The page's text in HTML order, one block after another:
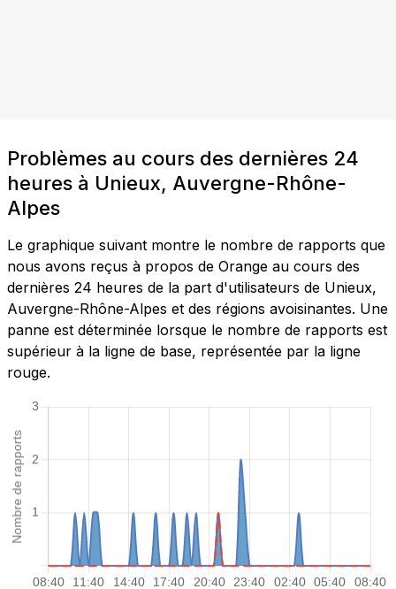
Problèmes au cours des dernières 24
heures à Unieux, Auvergne-Rhône-
Alpes
Le graphique suivant montre le nombre de rapports que
nous avons reçus à propos de Orange au cours des
dernières 24 heures de la part d'utilisateurs de Unieux,
Auvergne-Rhône-Alpes et des régions avoisinantes. Une
panne est déterminée lorsque le nombre de rapports est
supérieur à la ligne de base, représentée par la ligne
rouge.